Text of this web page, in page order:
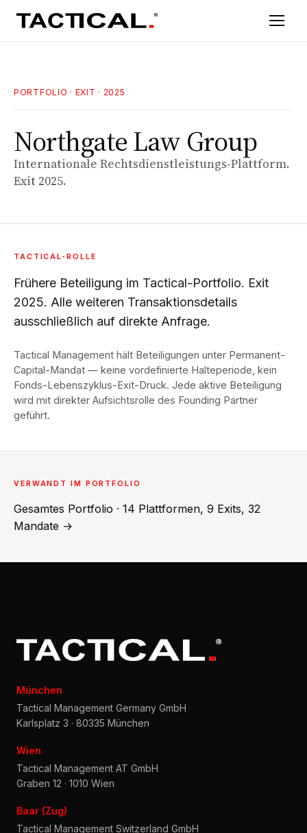
PORTFOLIO · EXIT · 2025
Northgate Law Group
Internationale Rechtsdienstleistungs-Plattform.
Exit 2025.
TACTICAL-ROLLE
Frühere Beteiligung im Tactical-Portfolio. Exit
2025. Alle weiteren Transaktionsdetails
ausschließlich auf direkte Anfrage.
Tactical Management hält Beteiligungen unter Permanent-
Capital-Mandat — keine vordefinierte Halteperiode, kein
Fonds-Lebenszyklus-Exit-Druck. Jede aktive Beteiligung
wird mit direkter Aufsichtsrolle des Founding Partner
geführt.
VERWANDT IM PORTFOLIO
Gesamtes Portfolio · 14 Plattformen, 9 Exits, 32
Mandate →
München
Tactical Management Germany GmbH
Karlsplatz 3 · 80335 München
Wien
Tactical Management AT GmbH
Graben 12 · 1010 Wien
Baar (Zug)
Tactical Management Switzerland GmbH